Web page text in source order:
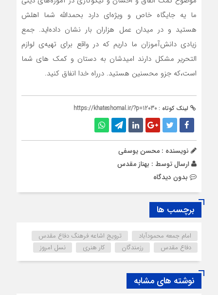
ما یه جایگاه خاص و ویژه‌ای دارد بحمدالله شما اهلش
هستید و در میدان عمل هزاران بار نشان داده‌اید. جمع
زیادی دانش‌آموزان ما داریم که در واقع برای تهیه‌ی لوازم
التحریر مشکل دارند امیدشان به دستان و کمک های شما
است،که جزو محسنین هستید. درراه خدا انفاق کنید.
لینک کوتاه : https://khateshomal.ir/?p=12030
نویسنده : محسن یوسفی
ارسال توسط : بهناز مقدس
بدون دیدگاه
برچسب ها
امام جمعه محمودآباد
ترویج اشاعه فرهنگ دفاع مقدس
دفاع مقدس
رزمندگان کار هنری نسل امروز
نوشته های مشابه